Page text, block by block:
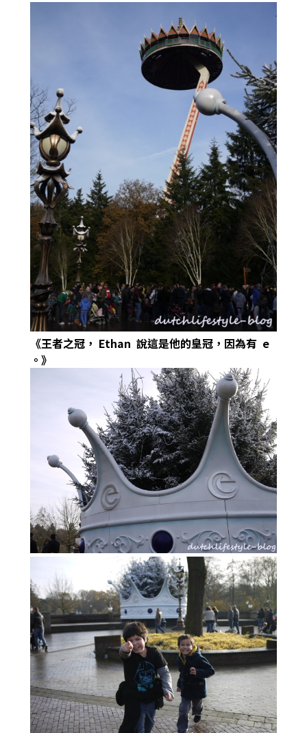
《王者之冠， Ethan 說這是他的皇冠，因為有 e
。》